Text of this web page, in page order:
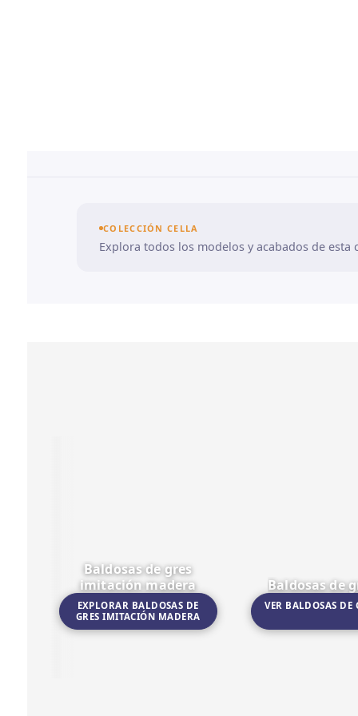
COLECCIÓN CELLA
Explora todos los modelos y acabados de esta
Baldosas de gres
imitación madera
EXPLORAR BALDOSAS DE
GRES IMITACIÓN MADERA
Baldosas de
VER BALDOSAS DE